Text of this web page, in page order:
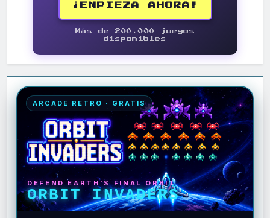
¡EMPIEZA AHORA!
Más de 200.000 juegos
disponibles
ARCADE RETRO · GRATIS
DEFEND EARTH'S FINAL ORBIT
ORBIT INVADERS